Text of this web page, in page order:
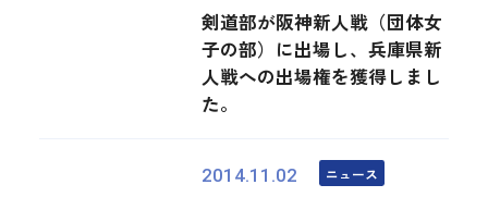
剣道部が阪神新人戦（団体女
子の部）に出場し、兵庫県新
人戦への出場権を獲得しまし
た。
2014.11.02 ニュース